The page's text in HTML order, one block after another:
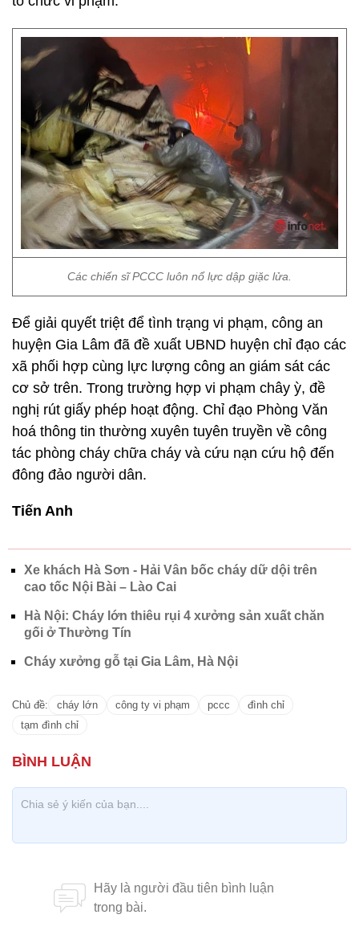
Các chiến sĩ PCCC luôn nổ lực dập giặc lửa.
Để giải quyết triệt để tình trạng vi phạm, công an
huyện Gia Lâm đã đề xuất UBND huyện chỉ đạo các
xã phối hợp cùng lực lượng công an giám sát các
cơ sở trên. Trong trường hợp vi phạm chây ỳ, đề
nghị rút giấy phép hoạt động. Chỉ đạo Phòng Văn
hoá thông tin thường xuyên tuyên truyền về công
tác phòng cháy chữa cháy và cứu nạn cứu hộ đến
đông đảo người dân.
Tiến Anh
Xe khách Hà Sơn - Hải Vân bốc cháy dữ dội trên
cao tốc Nội Bài – Lào Cai
Hà Nội: Cháy lớn thiêu rụi 4 xưởng sản xuất chăn
gối ở Thường Tín
Cháy xưởng gỗ tại Gia Lâm, Hà Nội
Chủ đề: cháy lớn công ty vi phạm pccc
đình chỉ
tạm đình chỉ